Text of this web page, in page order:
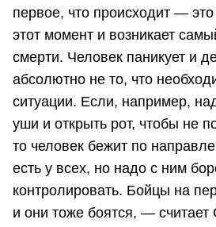
первое, что происходит —
этот момент и возникает
смерти. Человек паникует и
абсолютно не то, что
ситуации. Если, например,
уши и открыть рот, чтобы не
то человек бежит по
есть у всех, но надо с ним
контролировать. Бойцы на
и они тоже боятся, — считает